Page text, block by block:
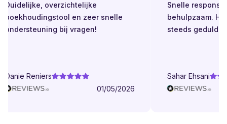
Duidelijke, overzichtelijke
boekhoudingstool en zeer snelle
ondersteuning bij vragen!
Danie Reniers
01/05/2026
Snelle respons.
behulpzaam.
steeds geduldig.
Sahar Ehsani